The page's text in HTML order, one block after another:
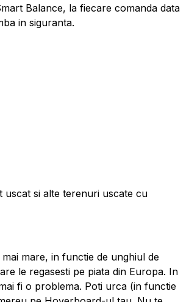
Balance, la fiecare comanda data
in siguranta.
uscat si alte terenuri uscate cu
mare, in functie de unghiul de
le regasesti pe piata din Europa. In
fi o problema. Poti urca (in functie